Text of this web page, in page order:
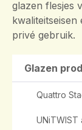
glazen flesjes
privé gebruik.
Glazen
Quattro